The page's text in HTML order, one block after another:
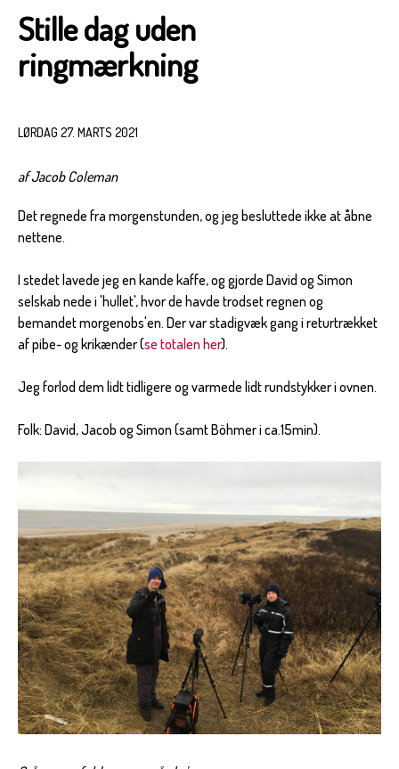
Stille dag uden
ringmærkning
LØRDAG 27. MARTS 2021
af Jacob Coleman
Det regnede fra morgenstunden, og jeg besluttede ikke at åbne
nettene.
I stedet lavede jeg en kande kaffe, og gjorde David og Simon
selskab nede i 'hullet', hvor de havde trodset regnen og
bemandet morgenobs'en. Der var stadigvæk gang i returtrækket
af pibe- og krikænder (se totalen her).
Jeg forlod dem lidt tidligere og varmede lidt rundstykker i ovnen.
Folk: David, Jacob og Simon (samt Böhmer i ca.15min).